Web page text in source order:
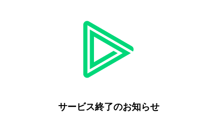
サービス終了のお知らせ